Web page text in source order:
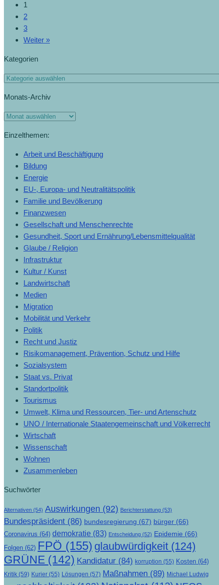
1
2
3
Weiter »
Kategorien
Monats-Archiv
Einzelthemen:
Arbeit und Beschäftigung
Bildung
Energie
EU-, Europa- und Neutralitätspolitik
Familie und Bevölkerung
Finanzwesen
Gesellschaft und Menschenrechte
Gesundheit, Sport und Ernährung/Lebensmittelqualität
Glaube / Religion
Infrastruktur
Kultur / Kunst
Landwirtschaft
Medien
Migration
Mobilität und Verkehr
Politik
Recht und Justiz
Risikomanagement, Prävention, Schutz und Hilfe
Sozialsystem
Staat vs. Privat
Standortpolitik
Tourismus
Umwelt, Klima und Ressourcen, Tier- und Artenschutz
UNO / Internationale Staatengemeinschaft und Völkerrecht
Wirtschaft
Wissenschaft
Wohnen
Zusammenleben
Suchwörter
Alternativen (54) Auswirkungen (92) Berichterstattung (53)
Bundespräsident (86) bundesregierung (67) bürger (66)
Coronavirus (64) demokratie (83) Entscheidung (52) Epidemie (66)
Folgen (62) FPÖ (155) glaubwürdigkeit (124)
GRÜNE (142) Kandidatur (84) korruption (55) Kosten (64)
Kritik (59) Kurier (55) Lösungen (57) Maßnahmen (89) Michael Ludwig